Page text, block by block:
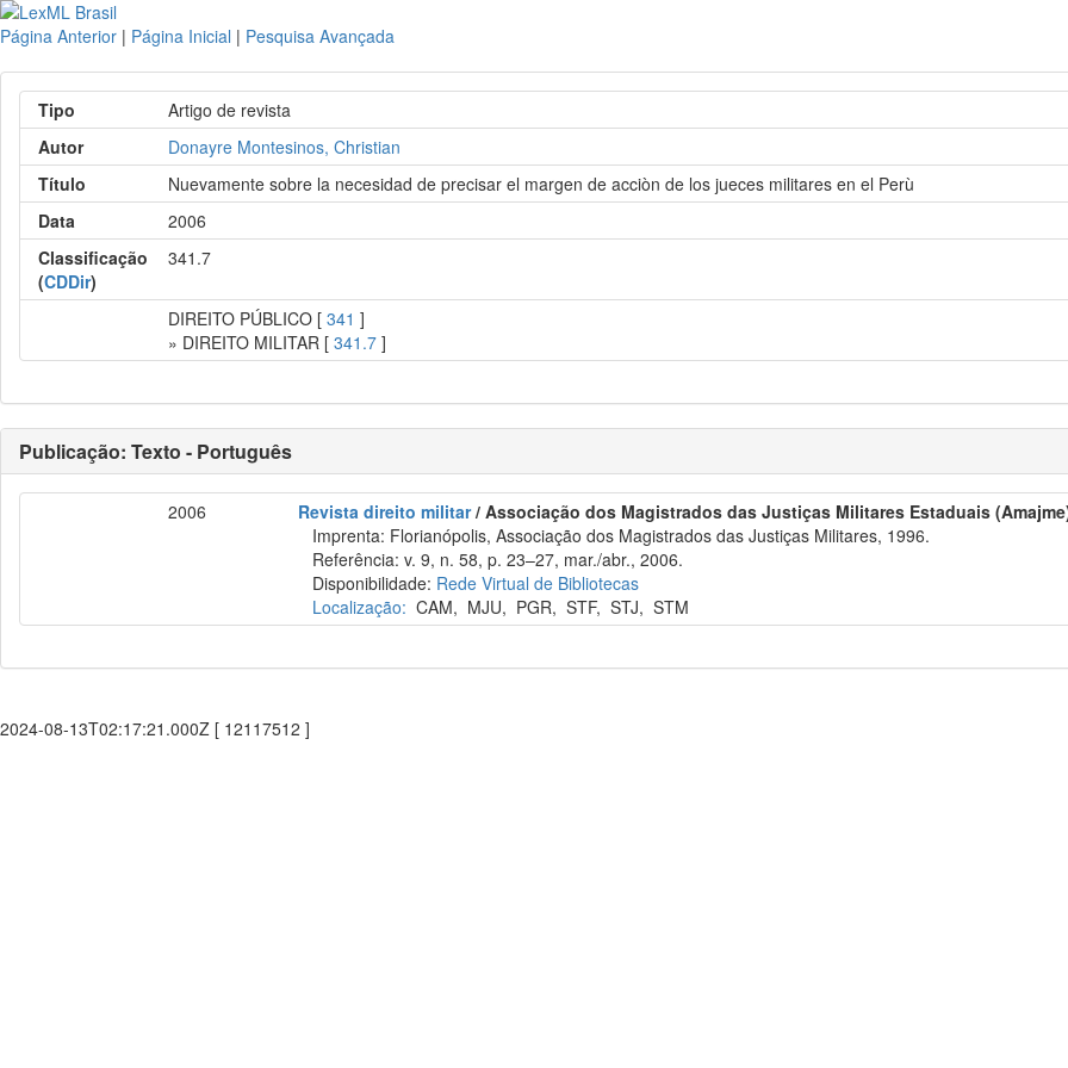
Página Anterior | Página Inicial | Pesquisa Avançada
Tipo
Artigo de revista
Autor
Donayre Montesinos, Christian
Título
Nuevamente sobre la necesidad de precisar el margen de acciòn de los jueces militares en el Perù
Data
2006
Classificação
(CDDir)
341.7
DIREITO PÚBLICO [341 ]
» DIREITO MILITAR [341.7 ]
Publicação: Texto - Português
2006 Revista direito militar/ Associação dos Magistrados das Justiças Militares Estaduais
Imprenta: Florianópolis, Associação dos Magistrados das Justiças Militares, 1996.
Referência: v. 9, n. 58, p. 23–27, mar./abr., 2006.
Disponibilidade: Rede Virtual de Bibliotecas
Localização: CAM, MJU, PGR,STF,STJ,STM
2024-08-13T02:17:21.000Z [ 12117512 ]